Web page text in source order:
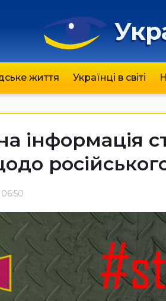
життя Українці в світі
інформація